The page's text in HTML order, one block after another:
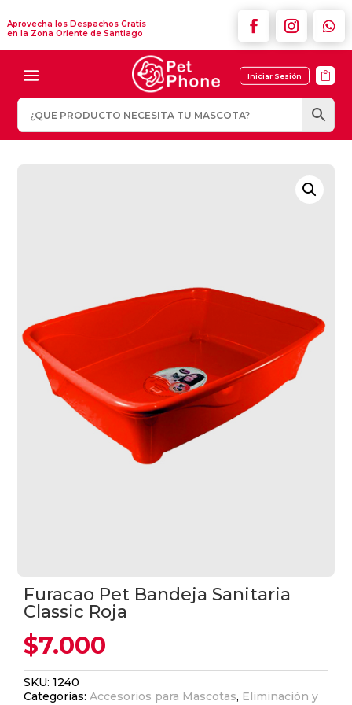
Aprovecha los Despachos Gratis
en la Zona Oriente de Santiago
Iniciar Sesión 
Furacao Pet Bandeja Sanitaria
Classic Roja
$7.000
SKU:1240
Categorías:Accesorios para Mascotas, Eliminación y